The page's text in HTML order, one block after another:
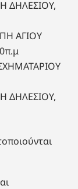
ΔΗΛΕΣΙΟΥ,
ΑΓΙΟΥ
ΔΗΛΕΣΙΟΥ,